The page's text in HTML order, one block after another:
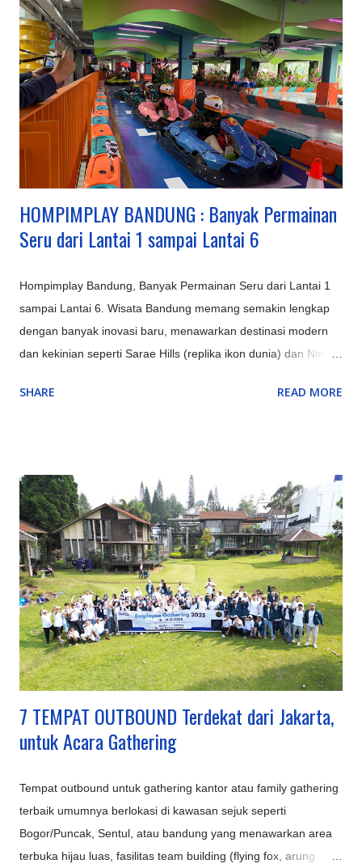
berbagai kalangan. Kawasan Utama dan Keunggulannya:
Lembang (Bandung Barat): Pusat wisata alam dan keluarga,
ada kebun teh, Tangkuban Parahu, Floating Market, The Great
Asia Africa, Lembang Park & Zoo, Dago Dream Park. Ciwidey
(Bandung Selatan): Terkenal dengan Kawah Putih, Ranca
Upas (rusa, camping), dan Glamping Lakeside dengan
suasana danau yang indah. Pangalengan: Untuk petualangan
seperti rafting di Sungai Palayangan dan off-road adventure
d...
HOMPIMPLAY BANDUNG : Banyak Permainan
Seru dari Lantai 1 sampai Lantai 6
Hompimplay Bandung, Banyak Permainan Seru dari Lantai 1
sampai Lantai 6. Wisata Bandung memang semakin lengkap
dengan banyak inovasi baru, menawarkan destinasi modern
dan kekinian seperti Sarae Hills (replika ikon dunia) dan Nimo
unik seperti Hutan Mycelia (dunia jamur magis) dan Bird &
Bandung dengan sentuhan instagrammable dan edukatif.
Inovasi Destinasi Wisata Bandung Terbaru & Kekinian: Sarae
Hills : Menyajikan miniatur bangunan ikonik dunia (Eiffel,
Patung Liberty, dll.) dengan konsep 'keliling dunia dalam
sehari'. Nimo Highland : Menawarkan pemandangan kebun teh
dan jembatan kaca berbentuk U, ditambah fasilitas glamping
mewah. Hutan Mycelia Cikole : Konsep unik bertema jamur
dengan instalasi lampu artistik, cocok untuk suasana m...
SHARE READ MORE
7 TEMPAT OUTBOUND Terdekat dari Jakarta,
untuk Acara Gathering
Tempat outbound untuk gathering kantor atau family gathering
terbaik umumnya berlokasi di kawasan sejuk seperti
Bogor/Puncak, Sentul, atau bandung yang menawarkan area
terbuka hijau luas, fasilitas team building (flying fox, arung